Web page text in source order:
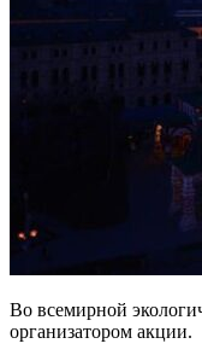
Во всемирной
организатором акции.